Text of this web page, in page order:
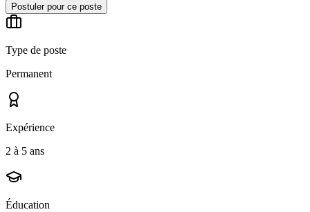
Postuler pour ce poste
Type de poste
Permanent
Expérience
2 à 5 ans
Éducation